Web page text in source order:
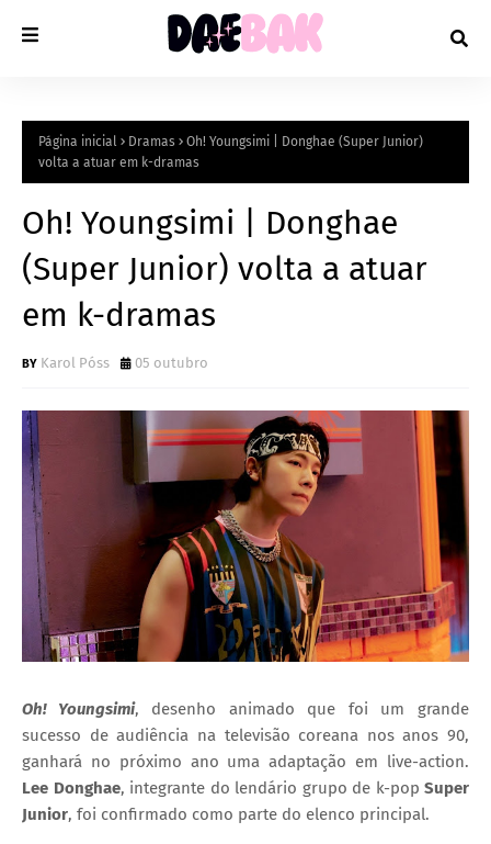
Página inicial Dramas
Oh! Youngsimi | Donghae (Super Junior)
volta a atuar em k-dramas
Oh! Youngsimi | Donghae
(Super Junior) volta a atuar
em k-dramas
Karol Póss 05 outubro
Oh! Youngsimi, desenho animado que foi um grande
sucesso de audiência na televisão coreana nos anos 90,
ganhará no próximo ano uma adaptação em live-action.
Lee Donghae, integrante do lendário grupo de k-pop Super
Junior, foi confirmado como parte do elenco principal.